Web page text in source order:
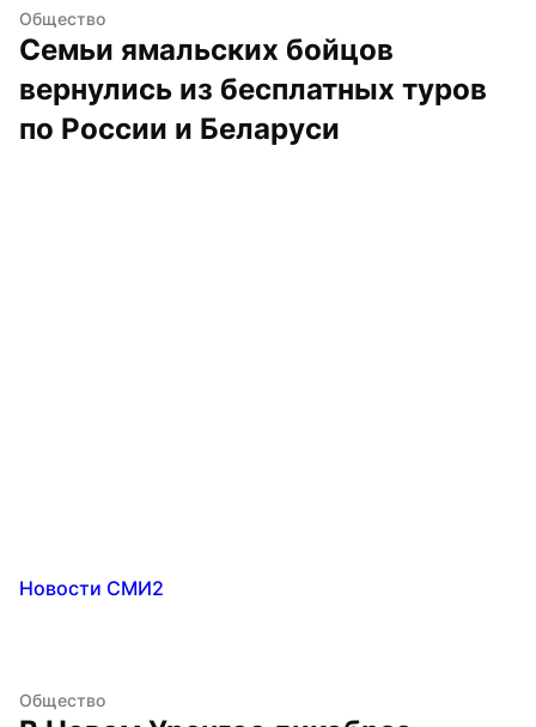
Общество
Семьи ямальских бойцов
вернулись из бесплатных туров
по России и Беларуси
Новости СМИ2
Общество